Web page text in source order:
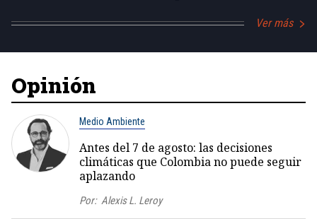
Ver más
Opinión
Medio Ambiente
Antes del 7 de agosto: las decisiones
climáticas que Colombia no puede seguir
aplazando
Por: Alexis L. Leroy